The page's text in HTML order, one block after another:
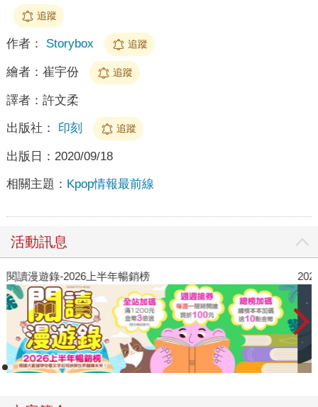
追蹤
作者： Storybox 追蹤
繪者： 崔宇份 追蹤
譯者： 許文柔
出版社： 印刻 追蹤
出版日： 2020/09/18
相關主題： Kpop情報最前線
活動訊息
閱讀漫遊錄-2026上半年暢銷榜